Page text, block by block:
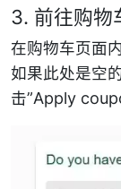
3. 前往购物
在购物车页面
如果此处是空
击”Apply